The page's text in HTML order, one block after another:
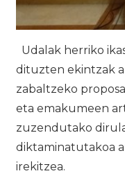
Udalak herriko
dituzten ekintzak
zabaltzeko
eta emakumeen
zuzendutako
diktaminatutakoa
irekitzea.